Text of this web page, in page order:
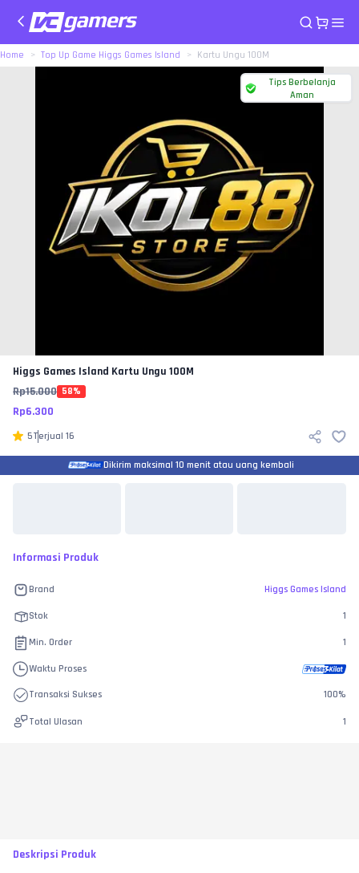
Home Top Up Game Higgs Games Island Kartu Ungu 100M
Tips Berbelanja
Aman
Higgs Games Island Kartu Ungu 100M
Rp15.000 58%
Rp6.300
5Terjual 16
Dikirim maksimal 10 menit atau uang kembali
Informasi Produk
Brand Higgs Games Island
Stok 1
Min. Order 1
Waktu Proses
Transaksi Sukses 100%
Total Ulasan 1
Deskripsi Produk